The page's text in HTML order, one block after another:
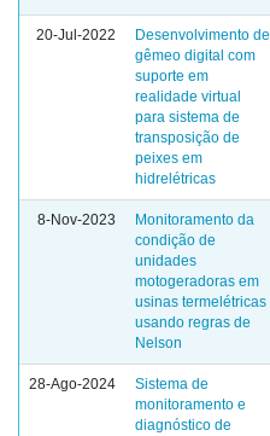
20-Jul-2022
Desenvolvimento de
gêmeo digital com
suporte em
realidade virtual
para sistema de
transposição de
peixes em
hidrelétricas
8-Nov-2023
Monitoramento da
condição de
unidades
motogeradoras em
usinas termelétricas
usando regras de
Nelson
28-Ago-2024
Sistema de
monitoramento e
diagnóstico de